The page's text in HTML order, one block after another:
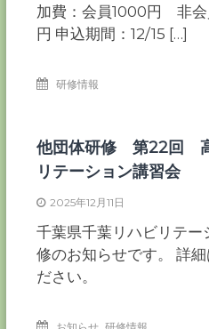
加費：会員1000円 非
円 申込期間：12/15 […]
研修情報
他団体研修 第22回
リテーション講習会
2025年12月11日
千葉県千葉リハビリテ
修のお知らせです。 詳
ださい。